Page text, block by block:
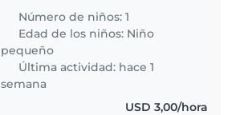
año. Es un niño muy energético,
inteligente e independiente.
Nos gustaría una persona que..
Número de niños: 1
Edad de los niños: Niño
pequeño
Última actividad: hace 1
semana
USD 3,00/hora